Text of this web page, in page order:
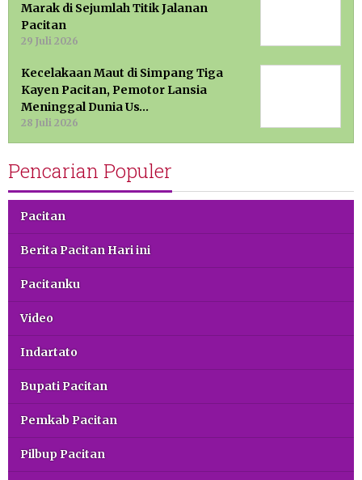
Marak di Sejumlah Titik Jalanan
Pacitan
29 Juli 2026
Kecelakaan Maut di Simpang Tiga
Kayen Pacitan, Pemotor Lansia
Meninggal Dunia Us…
28 Juli 2026
Pencarian Populer
Pacitan
Berita Pacitan Hari ini
Pacitanku
Video
Indartato
Bupati Pacitan
Pemkab Pacitan
Pilbup Pacitan